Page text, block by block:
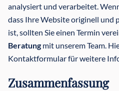
analysiert und verarbeitet.
dass Ihre Website originell und
ist, sollten Sie einen Termin
Beratung mit unserem Team.
Kontaktformular für weitere
Zusammenfassung